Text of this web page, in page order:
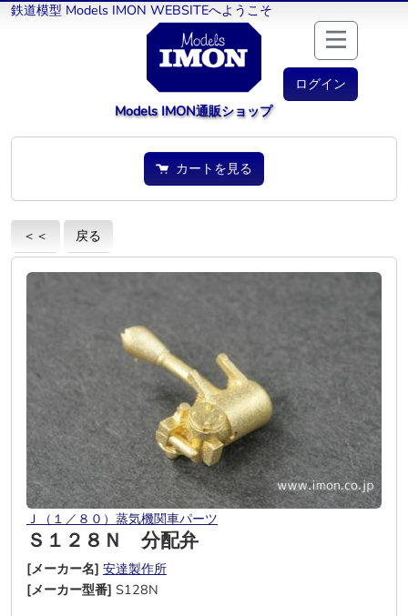
鉄道模型 Models IMON WEBSITEへようこそ
ログイン
Models IMON通販ショップ
カートを見る
＜＜ 戻る
Ｊ（１／８０）蒸気機関車パーツ
Ｓ１２８Ｎ 分配弁
[メーカー名] 安達製作所
[メーカー型番] S128N